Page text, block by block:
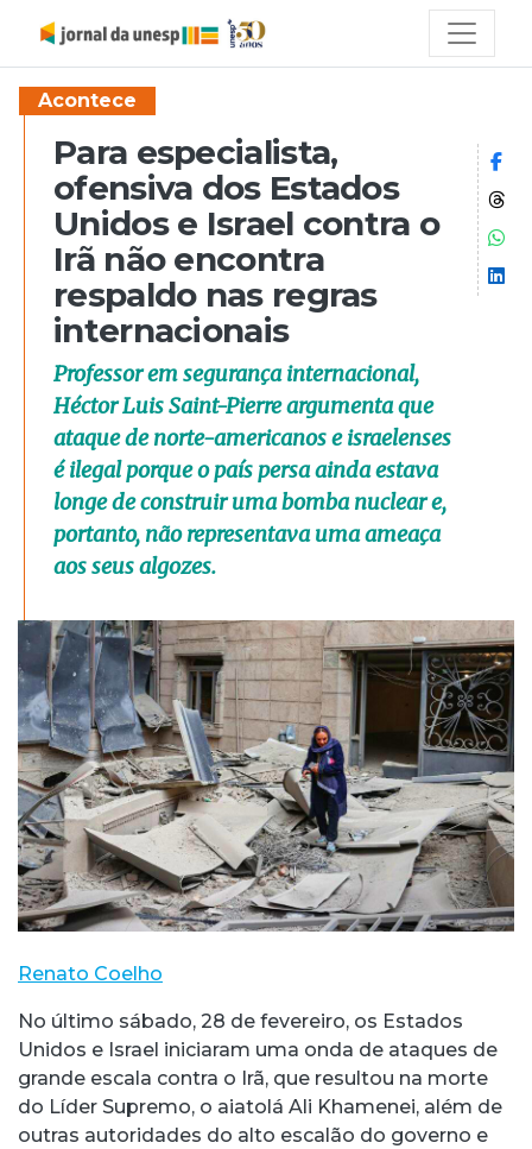
Acontece
Para especialista,
ofensiva dos Estados
Unidos e Israel contra o
Irã não encontra
respaldo nas regras
internacionais
Professor em segurança internacional,
Héctor Luis Saint-Pierre argumenta que
ataque de norte-americanos e israelenses
é ilegal porque o país persa ainda estava
longe de construir uma bomba nuclear e,
portanto, não representava uma ameaça
aos seus algozes.
Renato Coelho
No último sábado, 28 de fevereiro, os Estados
Unidos e Israel iniciaram uma onda de ataques de
grande escala contra o Irã, que resultou na morte
do Líder Supremo, o aiatolá Ali Khamenei, além de
outras autoridades do alto escalão do governo e